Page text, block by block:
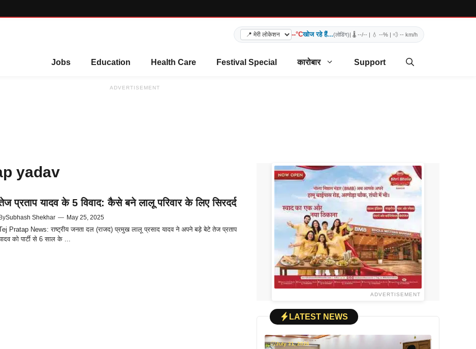
--°Cखोज रहे हैं...(लोडिंग)| 🌡️ --/-- | 💧 --% | 💨 -- km/h
Jobs Education Health Care Festival Special कारोबार Support
ADVERTISEMENT
yadav
प्रताप यादव के 5 विवाद: कैसे बने लालू परिवार के लिए सिरदर्द
BySubhash Shekhar — May 25, 2025
Pratap News: राष्ट्रीय जनता दल (राजद) प्रमुख लालू प्रसाद यादव ने अपने बड़े बेटे तेज प्रताप
को पार्टी से 6 साल के ...
ADVERTISEMENT
LATEST NEWS
July 31, 2026